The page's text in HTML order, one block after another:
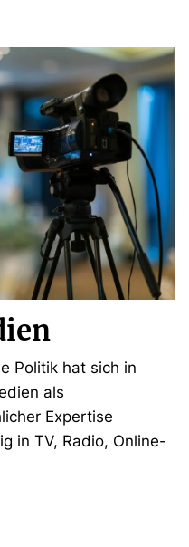
Politik hat sich in
als
Expertise
in TV, Radio, Online-